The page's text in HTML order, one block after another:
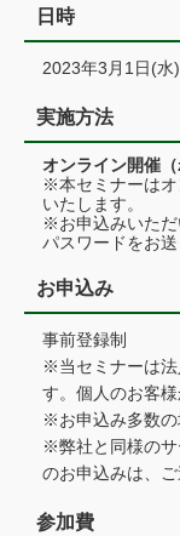
日時
2023年3月1日(
実施方法
オンライン開催（
※本セミナーはオ
いたします。
※お申込みいただ
パスワードをお送
お申込み
事前登録制
※当セミナーは法
す。個人のお客
※お申込み多数の
※弊社と同様のサ
のお申込みは、ご
参加費